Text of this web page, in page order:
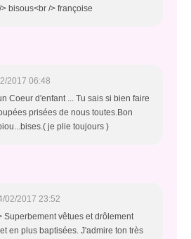
bisous<br /> françoise
2017 06:48
Coeur d'enfant ... Tu sais si bien faire
prisées de nous toutes.Bon
je plie toujours )
02/2017 23:52
Superbement vêtues et drôlement
en plus baptisées. J'admire ton très